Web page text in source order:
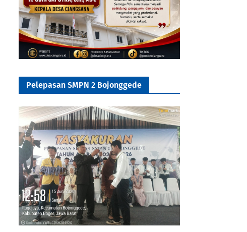
Pelepasan SMPN 2 Bojonggede